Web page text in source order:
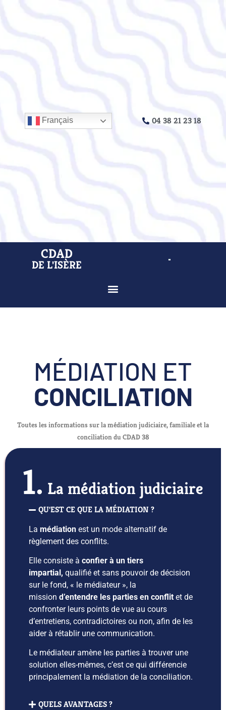
Français 04 38 21 23 18
CDAD
DE L'ISÈRE
MÉDIATION ET
CONCILIATION
Toutes les informations sur la médiation judiciaire, familiale et la
conciliation du CDAD 38
1. La médiation judiciaire
QU'EST CE QUE LA MÉDIATION ?
La médiation est un mode alternatif de
règlement des conflits.
Elle consiste à confier à un tiers
impartial, qualifié et sans pouvoir de décision
sur le fond, « le médiateur », la
mission d’entendre les parties en conflit et de
confronter leurs points de vue au cours
d’entretiens, contradictoires ou non, afin de les
aider à rétablir une communication.
Le médiateur amène les parties à trouver une
solution elles-mêmes, c’est ce qui différencie
principalement la médiation de la conciliation.
QUELS AVANTAGES ?